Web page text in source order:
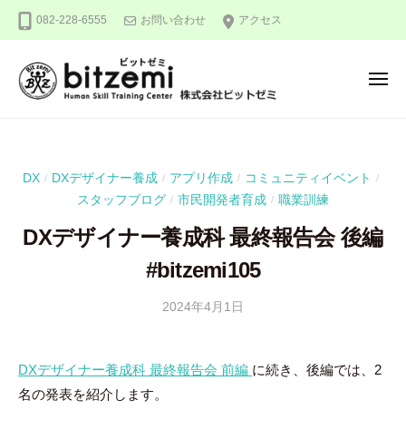
082-228-6555 お問い合わせ アクセス
ッ
を
め
メ
DX / DXデザイナー養成 / アプリ作成 / コミュニティイベント /
スタッフブログ / 市民開発者育成 / 職業訓練
DXデザイナー養成科 最終報告会 後編
#bitzemi105
2024年4月1日
田
DXデザイナー養成科 最終報告会 前編 に続き、後編では、2
名の発表を紹介します。
会
社
ビ
ミ